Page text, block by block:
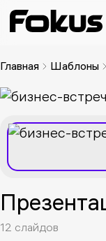
Главная Шаблоны
12 слайдов